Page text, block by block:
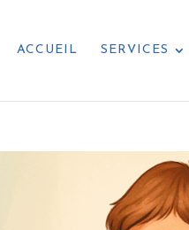
ACCUEIL SERVICES